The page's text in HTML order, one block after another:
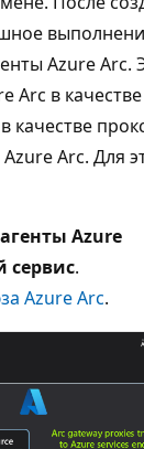
Azure Arc.
Arc в качестве
качестве
Arc. Для
агенты Azure
сервис.
Azure Arc.